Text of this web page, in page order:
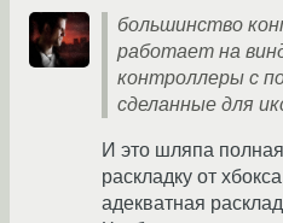
большинство
работает на
контроллеры с
сделанные для
И это шляпа
раскладку от
адекватная